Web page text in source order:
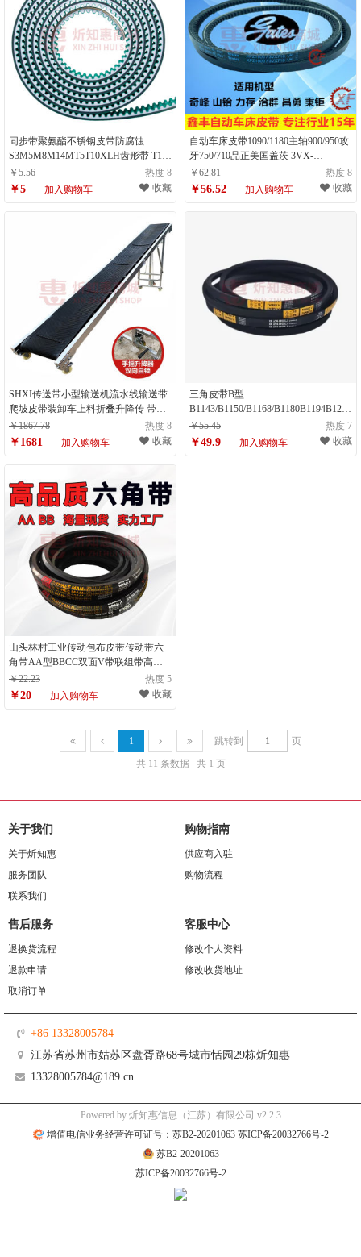
同步带聚氨酯不锈钢皮带防腐蚀
S3M5M8M14MT5T10XLH齿形带 T10
100
￥5.56 热度 8
￥5 加入购物车 收藏
自动车床皮带1090/1180主轴900/950攻
牙750/710品正美国盖茨 3VX-
710/XPZ1800(攻牙皮带)品正
￥62.81 热度 8
￥56.52 加入购物车 收藏
SHXI传送带小型输送机流水线输送带
爬坡皮带装卸车上料折叠升降传 带宽
500mm升级版工业电机长3米
￥1867.78 热度 8
￥1681 加入购物车 收藏
三角皮带B型
B1143/B1150/B1168/B1180B1194B1200
B1210B1219L B-1143Li 17mm
￥55.45 热度 7
￥49.9 加入购物车 收藏
山头林村工业传动包布皮带传动带六
角带AA型BBCC双面V带联组带高速
皮带 高品质六角带AA型
￥22.23 热度 5
￥20 加入购物车 收藏
1 跳转到
页
共 11 条数据
共 1 页
关于我们
关于炘知惠
服务团队
联系我们
购物指南
供应商入驻
购物流程
售后服务
退换货流程
退款申请
取消订单
客服中心
修改个人资料
修改收货地址
+86 13328005784
江苏省苏州市姑苏区盘胥路68号城市恬园29栋炘知惠
13328005784@189.cn
Powered by 炘知惠信息（江苏）有限公司 v2.2.3
增值电信业务经营许可证号：苏B2-20201063 苏ICP备20032766号-2
苏B2-20201063
苏ICP备20032766号-2